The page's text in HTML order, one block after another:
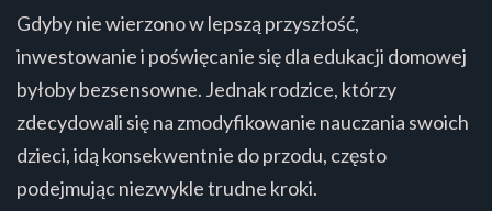
Gdyby nie wierzono w lepszą przyszłość,
inwestowanie i poświęcanie się dla edukacji domowej
byłoby bezsensowne. Jednak rodzice, którzy
zdecydowali się na zmodyfikowanie nauczania swoich
dzieci, idą konsekwentnie do przodu, często
podejmując niezwykle trudne kroki.